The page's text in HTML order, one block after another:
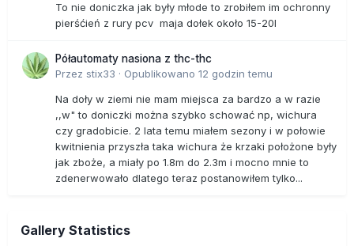
To nie doniczka jak były młode to zrobiłem im ochronny
pierśćień z rury pcv maja dołek około 15-20l
Półautomaty nasiona z thc-thc
Przez stix33 · Opublikowano 12 godzin temu
Na doły w ziemi nie mam miejsca za bardzo a w razie
,,w" to doniczki można szybko schować np, wichura
czy gradobicie. 2 lata temu miałem sezony i w połowie
kwitnienia przyszła taka wichura że krzaki położone były
jak zboże, a miały po 1.8m do 2.3m i mocno mnie to
zdenerwowało dlatego teraz postanowiłem tylko...
Gallery Statistics